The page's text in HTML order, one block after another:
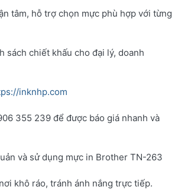
tâm, hỗ trợ chọn mực phù hợp với từng
sách chiết khấu cho đại lý, doanh
inknhp.com
355 239 để được báo giá nhanh và
và sử dụng mực in Brother TN-263
khô ráo, tránh ánh nắng trực tiếp.